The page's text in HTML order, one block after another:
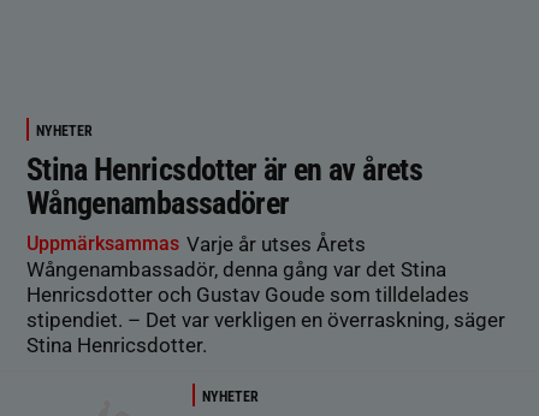
NYHETER
Stina Henricsdotter är en av årets
Wångenambassadörer
Uppmärksammas Varje år utses Årets
Wångenambassadör, denna gång var det Stina
Henricsdotter och Gustav Goude som tilldelades
stipendiet. – Det var verkligen en överraskning, säger
Stina Henricsdotter.
NYHETER